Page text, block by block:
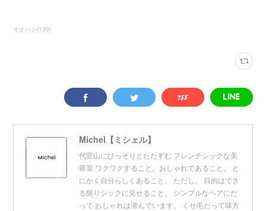
オオハシ(139)
Michel【ミシェル】
代官山にひっそりとたたずむ フレンチシックな美
容室 ワクワクすること。おしゃれであること。 と
にかく自分らしくあること。 ただし、 目的はでき
る限りシックに見せること。 シンプルなヘアにだ
って おしゃれは潜んでいます。 くせ毛だって味方